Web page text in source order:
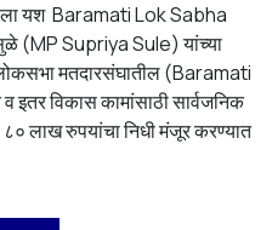
यश Baramati Lok Sabha
(MP Supriya Sule) यांच्या
मतदारसंघातील (Baramati
विकास कामांसाठी सार्वजनिक
लाख रुपयांचा निधी मंजूर करण्यात